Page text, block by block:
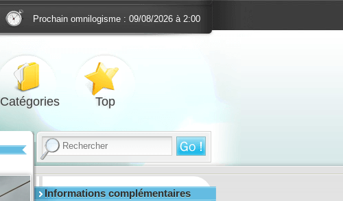
Prochain omnilogisme : 09/08/2026 à 2:00
Catégories Top
Informations complémentaires